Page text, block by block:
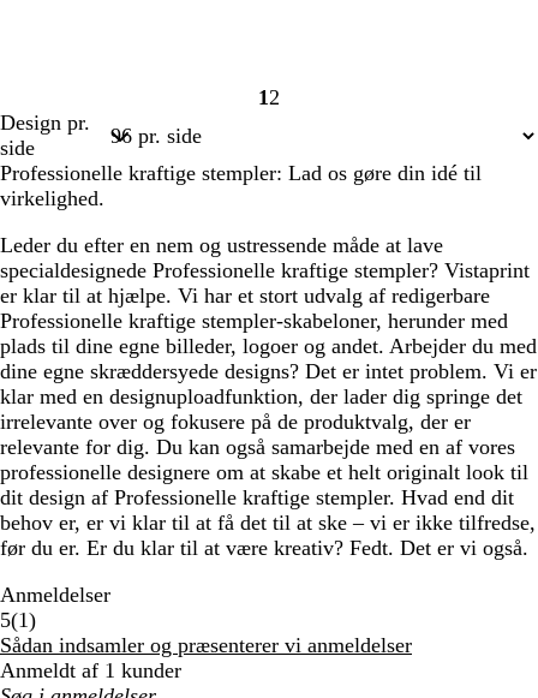
Side
1 Side
2
Design pr.
side
Professionelle kraftige stempler: Lad os gøre din idé til
virkelighed.
Leder du efter en nem og ustressende måde at lave
specialdesignede Professionelle kraftige stempler? Vistaprint
er klar til at hjælpe. Vi har et stort udvalg af redigerbare
Professionelle kraftige stempler-skabeloner, herunder med
plads til dine egne billeder, logoer og andet. Arbejder du med
dine egne skræddersyede designs? Det er intet problem. Vi er
klar med en designuploadfunktion, der lader dig springe det
irrelevante over og fokusere på de produktvalg, der er
relevante for dig. Du kan også samarbejde med en af vores
professionelle designere om at skabe et helt originalt look til
dit design af Professionelle kraftige stempler. Hvad end dit
behov er, er vi klar til at få det til at ske – vi er ikke tilfredse,
før du er. Er du klar til at være kreativ? Fedt. Det er vi også.
Anmeldelser
5(11
anmeldelser
)
Sådan indsamler og præsenterer vi anmeldelser
Anmeldt af 1 kunder